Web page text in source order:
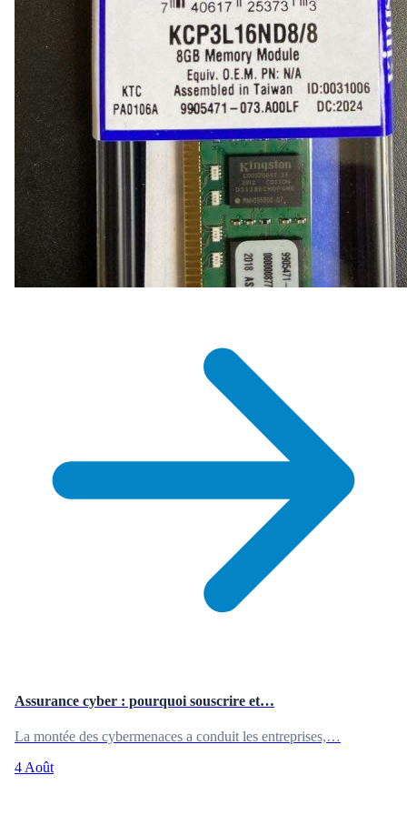
Assurance cyber : pourquoi souscrire et…
La montée des cybermenaces a conduit les entreprises,…
4 Août